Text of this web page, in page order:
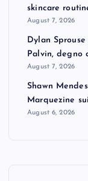
skincare
August 7, 2026
Dylan
Palvin, degno
August 7, 2026
Shawn
Marquezine
August 6, 2026